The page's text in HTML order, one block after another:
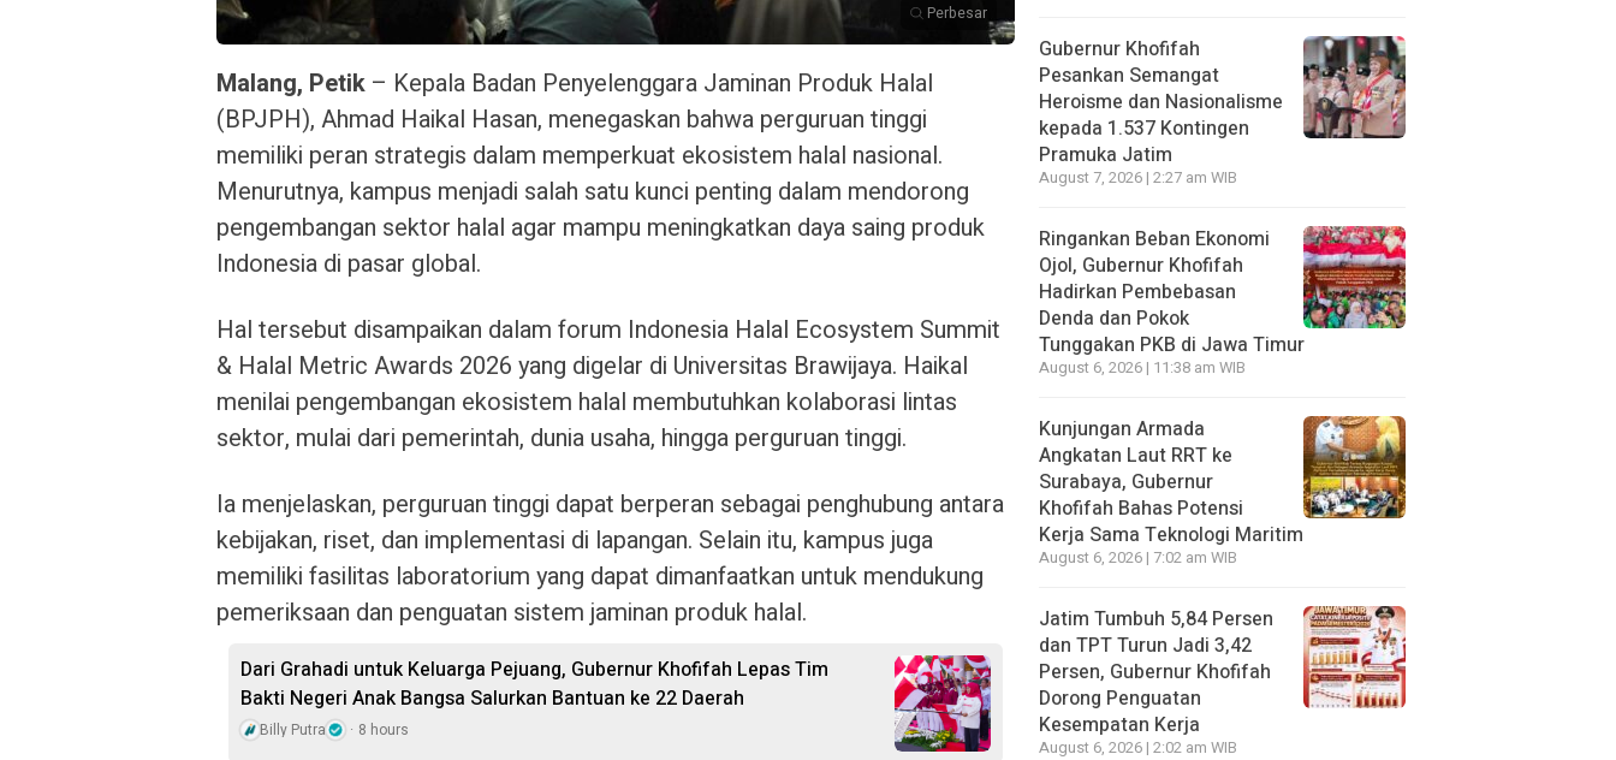
Perbesar
Malang, Petik – Kepala Badan Penyelenggara Jaminan Produk Halal
(BPJPH), Ahmad Haikal Hasan, menegaskan bahwa perguruan tinggi
memiliki peran strategis dalam memperkuat ekosistem halal nasional.
Menurutnya, kampus menjadi salah satu kunci penting dalam mendorong
pengembangan sektor halal agar mampu meningkatkan daya saing produk
Indonesia di pasar global.
Hal tersebut disampaikan dalam forum Indonesia Halal Ecosystem Summit
& Halal Metric Awards 2026 yang digelar di Universitas Brawijaya. Haikal
menilai pengembangan ekosistem halal membutuhkan kolaborasi lintas
sektor, mulai dari pemerintah, dunia usaha, hingga perguruan tinggi.
Ia menjelaskan, perguruan tinggi dapat berperan sebagai penghubung antara
kebijakan, riset, dan implementasi di lapangan. Selain itu, kampus juga
memiliki fasilitas laboratorium yang dapat dimanfaatkan untuk mendukung
pemeriksaan dan penguatan sistem jaminan produk halal.
Dari Grahadi untuk Keluarga Pejuang, Gubernur Khofifah Lepas Tim
Bakti Negeri Anak Bangsa Salurkan Bantuan ke 22 Daerah
Billy Putra 8 hours
Gubernur Khofifah
Pesankan Semangat
Heroisme dan Nasionalisme
kepada 1.537 Kontingen
Pramuka Jatim
August 7, 2026 | 2:27 am WIB
Ringankan Beban Ekonomi
Ojol, Gubernur Khofifah
Hadirkan Pembebasan
Denda dan Pokok
Tunggakan PKB di Jawa Timur
August 6, 2026 | 11:38 am WIB
Kunjungan Armada
Angkatan Laut RRT ke
Surabaya, Gubernur
Khofifah Bahas Potensi
Kerja Sama Teknologi Maritim
August 6, 2026 | 7:02 am WIB
Jatim Tumbuh 5,84 Persen
dan TPT Turun Jadi 3,42
Persen, Gubernur Khofifah
Dorong Penguatan
Kesempatan Kerja
August 6, 2026 | 2:02 am WIB